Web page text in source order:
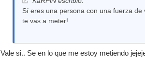
Sí eres una persona con una fuerza
te vas a meter!
Vale si.. Se en lo que me estoy metiendo